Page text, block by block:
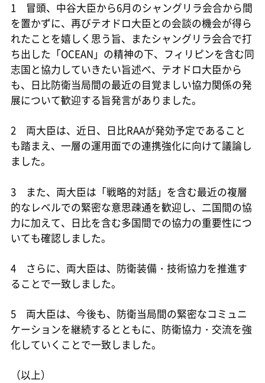
1 冒頭、中谷大臣から6月のシャングリラ会合から間
を置かずに、再びテオドロ大臣との会談の機会が得ら
れたことを嬉しく思う旨、またシャングリラ会合で打
ち出した「OCEAN」の精神の下、フィリピンを含む同
志国と協力していきたい旨述べ、テオドロ大臣から
も、日比防衛当局間の最近の目覚ましい協力関係の発
展について歓迎する旨発言がありました。
2 両大臣は、近日、日比RAAが発効予定であること
も踏まえ、一層の運用面での連携強化に向けて議論し
ました。
3 また、両大臣は「戦略的対話」を含む最近の複層
的なレベルでの緊密な意思疎通を歓迎し、二国間の協
力に加えて、日比を含む多国間での協力の重要性につ
いても確認しました。
4 さらに、両大臣は、防衛装備・技術協力を推進す
ることで一致しました。
5 両大臣は、今後も、防衛当局間の緊密なコミュニ
ケーションを継続するとともに、防衛協力・交流を強
化していくことで一致しました。
（以上）